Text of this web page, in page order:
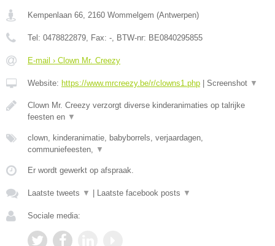
Kempenlaan 66, 2160 Wommelgem (Antwerpen)
Tel: 0478822879, Fax: -, BTW-nr: BE0840295855
E-mail › Clown Mr. Creezy
Website: https://www.mrcreezy.be/r/clowns1.php Screenshot ▼
Clown Mr. Creezy verzorgt diverse kinderanimaties op talrijke
feesten en ▼
clown, kinderanimatie, babyborrels, verjaardagen,
communiefeesten, ▼
Er wordt gewerkt op afspraak.
Laatste tweets ▼ Laatste facebook posts ▼
Sociale media: